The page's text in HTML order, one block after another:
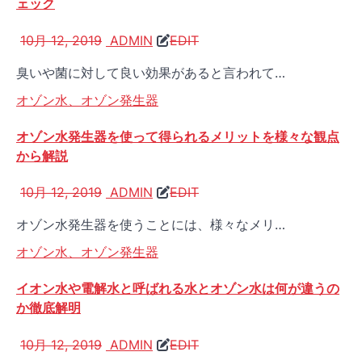
ェック
10月 12, 2019 ADMIN
EDIT
臭いや菌に対して良い効果があると言われて…
オゾン水、オゾン発生器
オゾン水発生器を使って得られるメリットを様々な観点
から解説
10月 12, 2019 ADMIN
EDIT
オゾン水発生器を使うことには、様々なメリ…
オゾン水、オゾン発生器
イオン水や電解水と呼ばれる水とオゾン水は何が違うの
か徹底解明
10月 12, 2019 ADMIN
EDIT